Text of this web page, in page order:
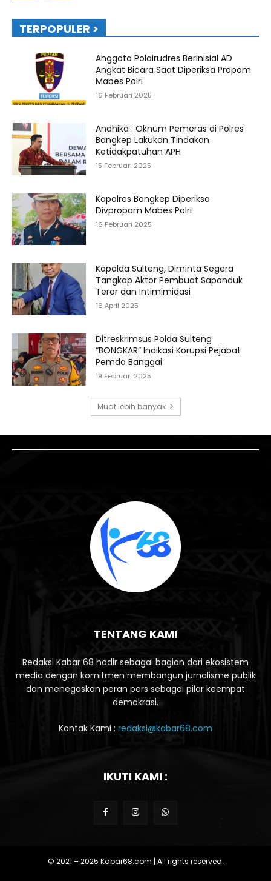
TERPOPULER >
Anggota Polairudres Berinisial AD
Angkat Bicara Saat Diperiksa Propam
Mabes Polri
16 Februari 2025
Andhika : Oknum Pemeras di Polres
Bangkep Lakukan Tindakan
Ketidakpatuhan APH
15 Februari 2025
Kapolres Bangkep Diperiksa
Divpropam Mabes Polri
16 Februari 2025
Kapolda Sulteng, Diminta Segera
Tangkap Aktor Pembuat Sapanduk
Teror dan Intimimidasi
16 April 2025
Ditreskrimsus Polda Sulteng
“BONGKAR” Indikasi Korupsi Pejabat
Pemda Banggai
19 Februari 2025
Muat lebih banyak
TENTANG KAMI
Redaksi Kabar 68 hadir sebagai bagian dari ekosistem
media dengan komitmen membangun jurnalisme publik
dan menegaskan peran pers sebagai pilar keempat
demokrasi.
Kontak Kami : redaksi@kabar68.com
IKUTI KAMI :
© 2021 – 2025 Kabar68.com | All rights reserved.